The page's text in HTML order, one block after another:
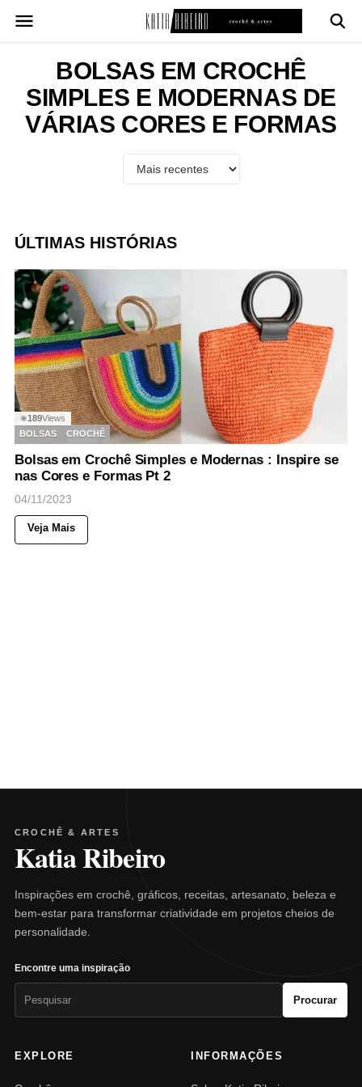
para
BOLSAS EM CROCHÊ
SIMPLES E MODERNAS DE
VÁRIAS CORES E FORMAS
ÚLTIMAS HISTÓRIAS
◉189Views
BOLSAS
CROCHÊ
Bolsas em Crochê Simples e Modernas : Inspire se
nas Cores e Formas Pt 2
04/11/2023
Veja Mais
CROCHÊ & ARTES
Katia Ribeiro
Inspirações em crochê, gráficos, receitas, artesanato, beleza e
bem-estar para transformar criatividade em projetos cheios de
personalidade.
Encontre uma inspiração
Procurar
EXPLORE INFORMAÇÕES